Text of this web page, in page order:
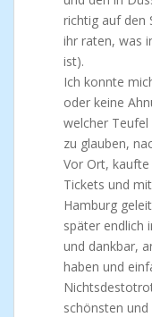
richtig auf den
ihr raten, was
ist).
Ich konnte
oder keine
welcher
zu glauben,
Vor Ort,
Tickets und
Hamburg
später endlich
und dankbar,
haben und
schönsten